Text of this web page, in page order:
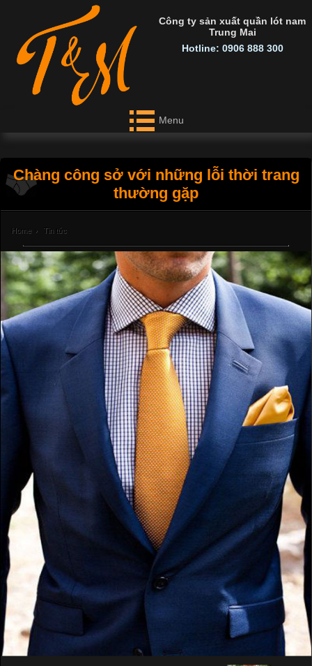
Công ty sản xuất quần lót nam
Trung Mai
Hotline: 0906 888 300
Menu
Chàng công sở với những lỗi thời trang
thường gặp
Home › Tin tức